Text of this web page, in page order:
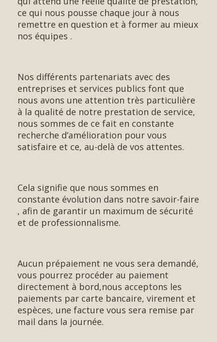
ce qui nous pousse chaque jour à nous
remettre en question et à former au mieux
nos équipes .
Nos différents partenariats avec des
entreprises et services publics font que
nous avons une attention très particulière
à la qualité de notre prestation de service,
nous sommes de ce fait en constante
recherche d’amélioration pour vous
satisfaire et ce, au-delà de vos attentes.
Cela signifie que nous sommes en
constante évolution dans notre savoir-faire
, afin de garantir un maximum de sécurité
et de professionnalisme.
Aucun prépaiement ne vous sera demandé,
vous pourrez procéder au paiement
directement à bord,nous acceptons les
paiements par carte bancaire, virement et
espèces, une facture vous sera remise par
mail dans la journée.